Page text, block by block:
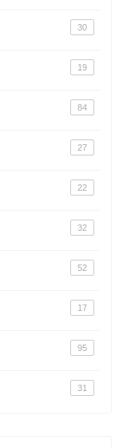
30
19
84
27
22
32
52
17
95
31